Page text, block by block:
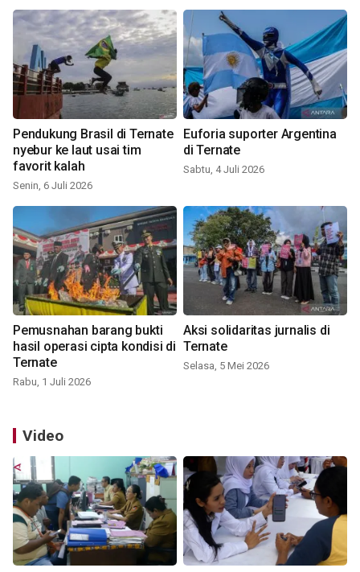
Pendukung Brasil di Ternate
nyebur ke laut usai tim
favorit kalah
Senin, 6 Juli 2026
Euforia suporter Argentina
di Ternate
Sabtu, 4 Juli 2026
Pemusnahan barang bukti
hasil operasi cipta kondisi di
Ternate
Rabu, 1 Juli 2026
Aksi solidaritas jurnalis di
Ternate
Selasa, 5 Mei 2026
Video